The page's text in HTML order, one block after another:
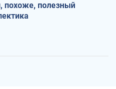
похоже, полезный